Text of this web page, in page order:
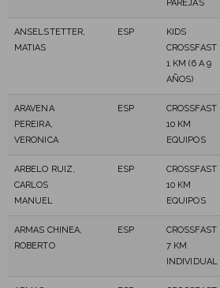
PAREJAS
ANSELSTETTER,
MATIAS
ESP
KIDS
CROSSFAST
1 KM (6 A 9
AÑOS)
ARAVENA
PEREIRA,
VERONICA
ESP
CROSSFAST
10 KM
EQUIPOS
ARBELO RUIZ,
CARLOS
MANUEL
ESP
CROSSFAST
10 KM
EQUIPOS
ARMAS CHINEA,
ROBERTO
ESP
CROSSFAST
7 KM
INDIVIDUAL